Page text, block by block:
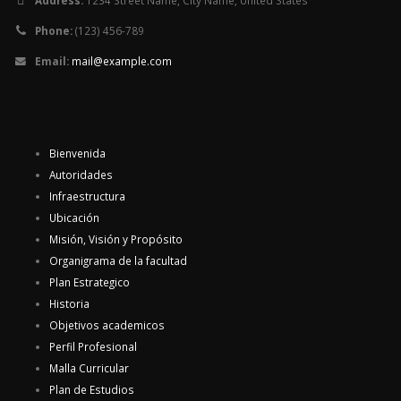
Phone:(123) 456-789
Email: mail@example.com
Bienvenida
Autoridades
Infraestructura
Ubicación
Misión, Visión y Propósito
Organigrama de la facultad
Plan Estrategico
Historia
Objetivos academicos
Perfil Profesional
Malla Curricular
Plan de Estudios